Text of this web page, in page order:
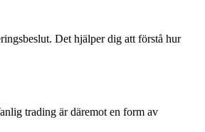
Det hjälper dig att förstå hur
trading är däremot en form av